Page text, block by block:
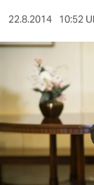
sport
berlin
nord
wahrheit
verlag
22.8.2014 10:52